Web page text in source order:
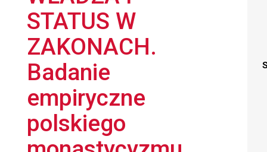
STATUS W
ZAKONACH.
Badanie
empiryczne
polskiego